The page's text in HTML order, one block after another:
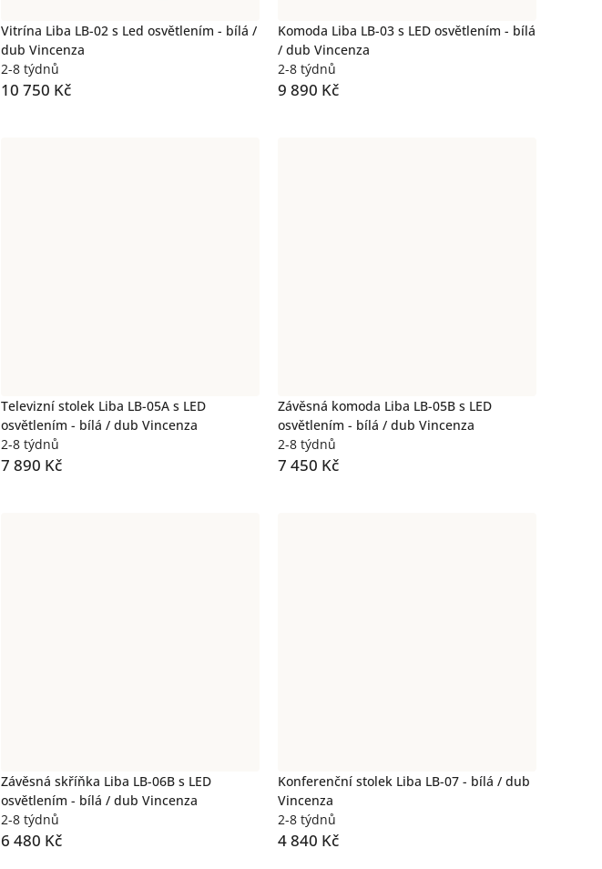
Vitrína Liba LB-02 s Led osvětlením - bílá /
dub Vincenza
2-8 týdnů
10 750 Kč
Komoda Liba LB-03 s LED osvětlením - bílá
/ dub Vincenza
2-8 týdnů
9 890 Kč
Televizní stolek Liba LB-05A s LED
osvětlením - bílá / dub Vincenza
2-8 týdnů
7 890 Kč
Závěsná komoda Liba LB-05B s LED
osvětlením - bílá / dub Vincenza
2-8 týdnů
7 450 Kč
Závěsná skříňka Liba LB-06B s LED
osvětlením - bílá / dub Vincenza
2-8 týdnů
6 480 Kč
Konferenční stolek Liba LB-07 - bílá / dub
Vincenza
2-8 týdnů
4 840 Kč